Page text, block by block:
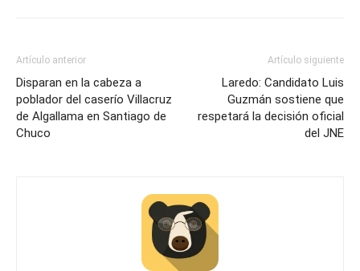
Artículo anterior
Disparan en la cabeza a
poblador del caserío Villacruz
de Algallama en Santiago de
Chuco
Artículo siguiente
Laredo: Candidato Luis
Guzmán sostiene que
respetará la decisión oficial
del JNE